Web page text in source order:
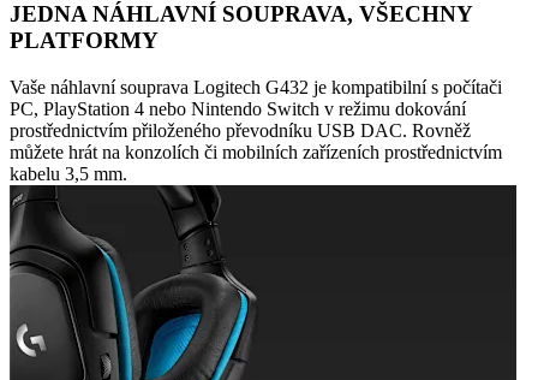
JEDNA NÁHLAVNÍ SOUPRAVA, VŠECHNY
PLATFORMY
Vaše náhlavní souprava Logitech G432 je kompatibilní s počítači
PC, PlayStation 4 nebo Nintendo Switch v režimu dokování
prostřednictvím přiloženého převodníku USB DAC. Rovněž
můžete hrát na konzolích či mobilních zařízeních prostřednictvím
kabelu 3,5 mm.